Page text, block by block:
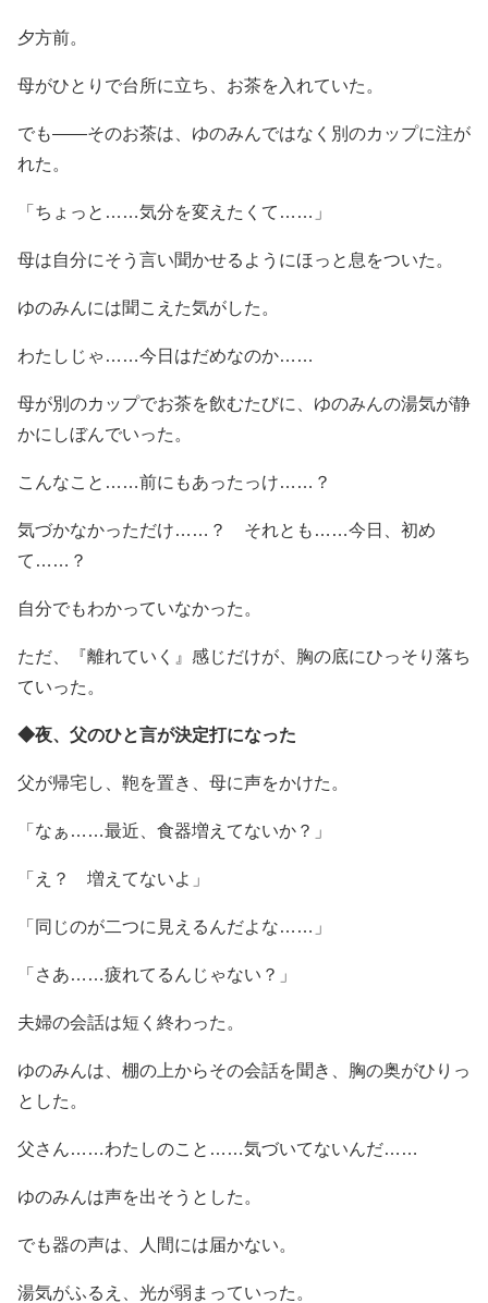
夕方前。
母がひとりで台所に立ち、お茶を入れていた。
でも――そのお茶は、ゆのみんではなく別のカップに注が
れた。
「ちょっと……気分を変えたくて……」
母は自分にそう言い聞かせるようにほっと息をついた。
ゆのみんには聞こえた気がした。
わたしじゃ……今日はだめなのか……
母が別のカップでお茶を飲むたびに、ゆのみんの湯気が静
かにしぼんでいった。
こんなこと……前にもあったっけ……？
気づかなかっただけ……？ それとも……今日、初め
て……？
自分でもわかっていなかった。
ただ、『離れていく』感じだけが、胸の底にひっそり落ち
ていった。
◆夜、父のひと言が決定打になった
父が帰宅し、鞄を置き、母に声をかけた。
「なぁ……最近、食器増えてないか？」
「え？ 増えてないよ」
「同じのが二つに見えるんだよな……」
「さあ……疲れてるんじゃない？」
夫婦の会話は短く終わった。
ゆのみんは、棚の上からその会話を聞き、胸の奥がひりっ
とした。
父さん……わたしのこと……気づいてないんだ……
ゆのみんは声を出そうとした。
でも器の声は、人間には届かない。
湯気がふるえ、光が弱まっていった。